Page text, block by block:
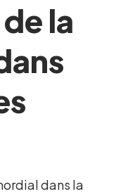
la
dans la